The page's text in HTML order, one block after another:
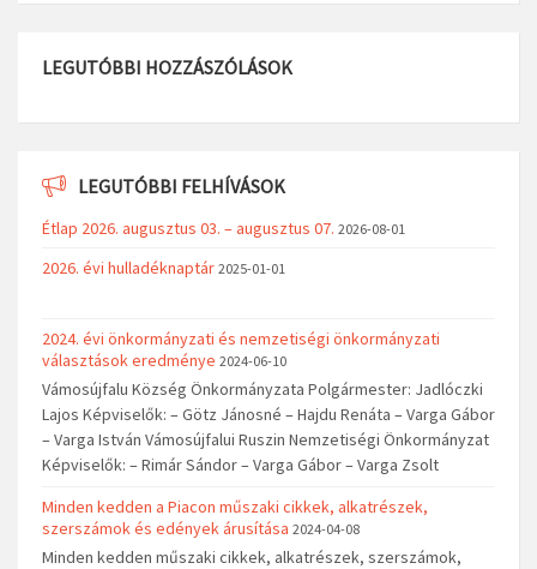
LEGUTÓBBI HOZZÁSZÓLÁSOK
LEGUTÓBBI FELHÍVÁSOK
Étlap 2026. augusztus 03. – augusztus 07. 2026-08-01
2026. évi hulladéknaptár 2025-01-01
2024. évi önkormányzati és nemzetiségi önkormányzati
választások eredménye 2024-06-10
Vámosújfalu Község Önkormányzata Polgármester: Jadlóczki
Lajos Képviselők: – Götz Jánosné – Hajdu Renáta – Varga Gábor
– Varga István Vámosújfalui Ruszin Nemzetiségi Önkormányzat
Képviselők: – Rimár Sándor – Varga Gábor – Varga Zsolt
Minden kedden a Piacon műszaki cikkek, alkatrészek,
szerszámok és edények árusítása 2024-04-08
Minden kedden műszaki cikkek, alkatrészek, szerszámok,